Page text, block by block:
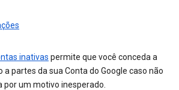
inativas permite que você conceda a
a partes da sua Conta do Google caso não
por um motivo inesperado.